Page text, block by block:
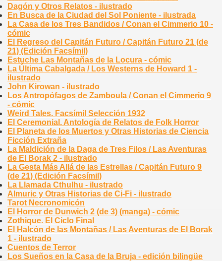
Dagón y Otros Relatos - ilustrado
En Busca de la Ciudad del Sol Poniente - ilustrada
La Casa de los Tres Bandidos / Conan el Cimmerio 10 -
cómic
El Regreso del Capitán Futuro / Capitán Futuro 21 (de
21) (Edición Facsímil)
Estuche Las Montañas de la Locura - cómic
La Última Cabalgada / Los Westerns de Howard 1 -
ilustrado
John Kirowan - ilustrado
Los Antropófagos de Zamboula / Conan el Cimmerio 9
- cómic
Weird Tales. Facsímil Selección 1932
El Ceremonial. Antología de Relatos de Folk Horror
El Planeta de los Muertos y Otras Historias de Ciencia
Ficción Extraña
La Maldición de la Daga de Tres Filos / Las Aventuras
de El Borak 2 - ilustrado
La Gesta Más Allá de las Estrellas / Capitán Futuro 9
(de 21) (Edición Facsímil)
La Llamada Cthulhu - ilustrado
Almuric y Otras Historias de Ci-Fi - ilustrado
Tarot Necronomicón
El Horror de Dunwich 2 (de 3) (manga) - cómic
Zothique. El Ciclo Final
El Halcón de las Montañas / Las Aventuras de El Borak
1 - ilustrado
Cuentos de Terror
Los Sueños en la Casa de la Bruja - edición bilingüe